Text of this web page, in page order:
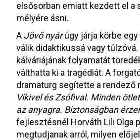
elsősorban emiatt kezdett el a
mélyére ásni.
A Jövő nyárúgy járja körbe
válik didaktikussá vagy
kálváriájának folyamatát
válthatta ki a tragédiát. A
dramaturg segítette a rendező
Vikivel és Zsófival. Minden
az anyagra. Biztonságban
fejlesztésnél Horváth Lili Olga
megtudjanak arról, milyen